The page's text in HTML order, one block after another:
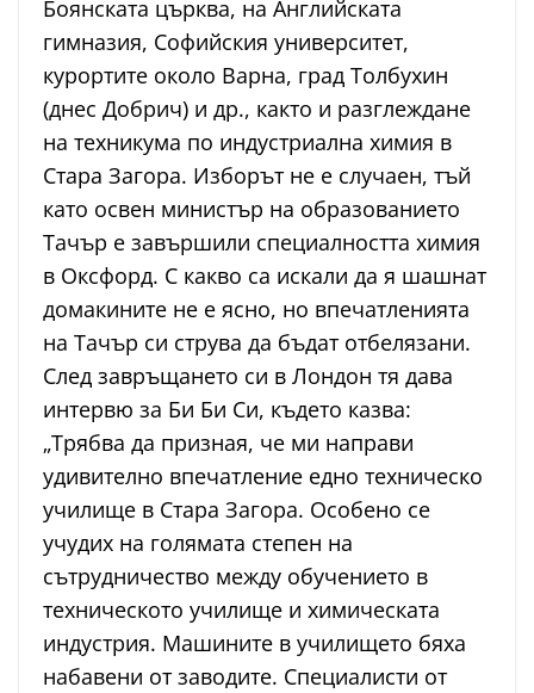
Боянската църква, на Английската
гимназия, Софийския университет,
курортите около Варна, град Толбухин
(днес Добрич) и др., както и разглеждане
на техникума по индустриална химия в
Стара Загора. Изборът не е случаен, тъй
като освен министър на образованието
Тачър е завършили специалността химия
в Оксфорд. С какво са искали да я шашнат
домакините не е ясно, но впечатленията
на Тачър си струва да бъдат отбелязани.
След завръщането си в Лондон тя дава
интервю за Би Би Си, където казва:
„Трябва да призная, че ми направи
удивително впечатление едно техническо
училище в Стара Загора. Особено се
учудих на голямата степен на
сътрудничество между обучението в
техническото училище и химическата
индустрия. Машините в училището бяха
набавени от заводите. Специалисти от